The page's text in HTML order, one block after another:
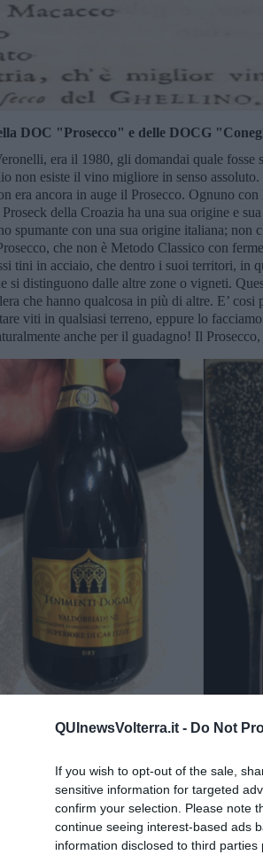
QUInewsVolterra.it - Do Not
If you wish to opt-out of the sale,
sensitive information for targeted
confirm your selection. Please note
continue seeing interest-based ads
information disclosed to third
DOC "Prosecco" e delle DOCG
era il 1980, gli domandai quale
non esiste il vino migliore in senso
era ancora in auge il Prosecco. Ognuno
della Croazia ha una sua origine e
spumante con una sua origine italiana; non
che non è Metodo Classico con
tini in acciaio, che dentro i suoi territori, in
si distinguono dalle altre zone o vigneti.
che hanno qualcosa in più di altre. E’
viti in qualsiasi terreno, eppure lo
anche per il guadagno! Il
a intervalli, degusto il Cartizze Dogali,
qualità prezzo tutto di rispetto. Ecco le
e perlage fine e fitto. Olfatto:
e fresco, si ripetono i sentori di frutti. E’
il dolce.